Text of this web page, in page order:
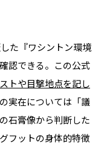
た『ワシントン環境
認できる。この公式
トや目撃地点を記し
実在については「議
石膏像から判断した
フットの身体的特徴